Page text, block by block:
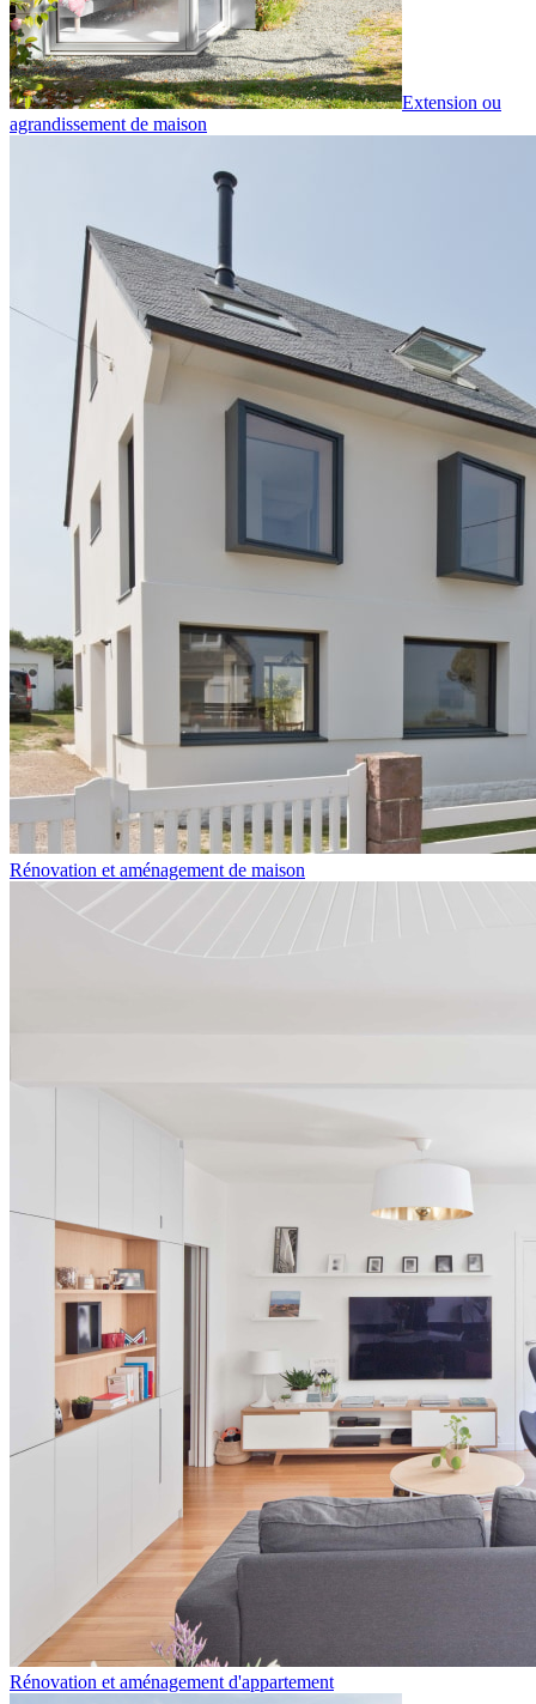
Extension ou
agrandissement de maison
Rénovation et aménagement de maison
Rénovation et aménagement d'appartement